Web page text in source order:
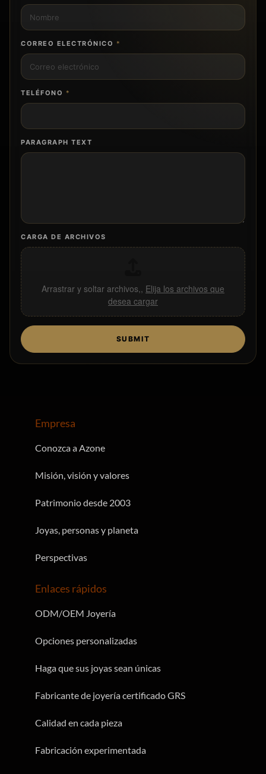
CORREO ELECTRÓNICO *
TELÉFONO *
PARAGRAPH TEXT
CARGA DE ARCHIVOS
Arrastrar y soltar archivos,, Elija los archivos que
desea cargar
SUBMIT
Enlaces rápidos
ODM/OEM Joyería
Opciones personalizadas
Haga que sus joyas sean únicas
Fabricante de joyería certificado GRS
Calidad en cada pieza
Fabricación experimentada
Empresa
Conozca a Azone
Misión, visión y valores
Patrimonio desde 2003
Joyas, personas y planeta
Perspectivas